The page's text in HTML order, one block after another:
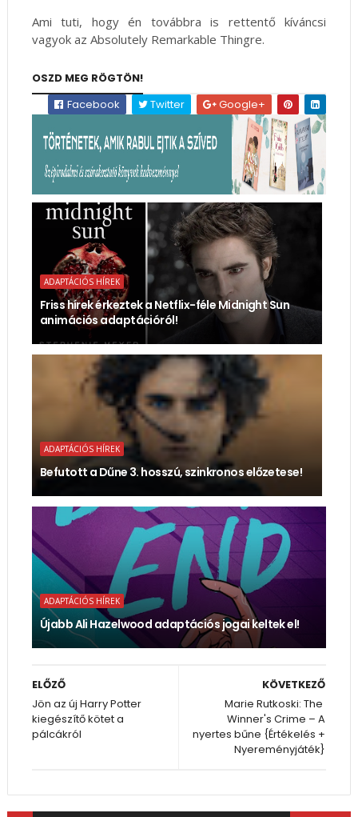
Ami tuti, hogy én továbbra is rettentő kíváncsi
vagyok az Absolutely Remarkable Thingre.
OSZD MEG RÖGTÖN!
Facebook
Twitter Google+
ADAPTÁCIÓS HÍREK
Friss hírek érkeztek a Netflix-féle Midnight Sun
animációs adaptációról!
ADAPTÁCIÓS HÍREK
Befutott a Dűne 3. hosszú, szinkronos előzetese!
ADAPTÁCIÓS HÍREK
Újabb Ali Hazelwood adaptációs jogai keltek el!
KÖVETKEZŐ
Marie Rutkoski: The ​
Winner's Crime – A
nyertes bűne {Értékelés +
Nyereményjáték}
ELŐZŐ
Jön az új Harry Potter
kiegészítő kötet a
pálcákról